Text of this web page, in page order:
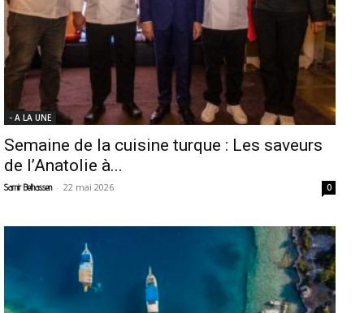
- A LA UNE
Semaine de la cuisine turque : Les saveurs
de l’Anatolie à...
Samir Belhassen - 22 mai 2026 0